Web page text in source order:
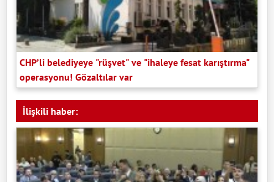
CHP’li belediyeye "rüşvet" ve "ihaleye fesat karıştırma"
operasyonu! Gözaltılar var
İlişkili haber: